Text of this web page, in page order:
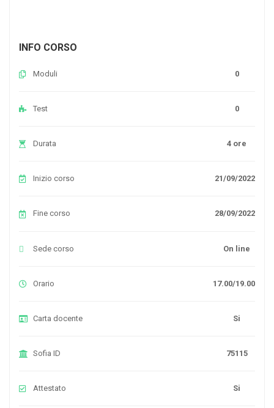
INFO CORSO
Moduli 0
Test 0
Durata 4 ore
Inizio corso 21/09/2022
Fine corso 28/09/2022
Sede corso On line
Orario 17.00/19.00
Carta docente Si
Sofia ID 75115
Attestato Si